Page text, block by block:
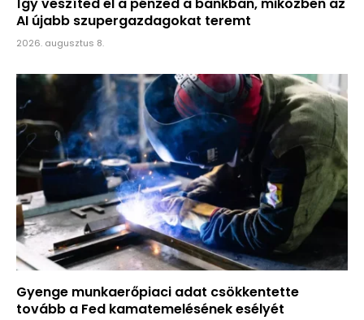
AI újabb szupergazdagokat teremt
2026. augusztus 8.
Gyenge munkaerőpiaci adat csökkentette
tovább a Fed kamatemelésének esélyét